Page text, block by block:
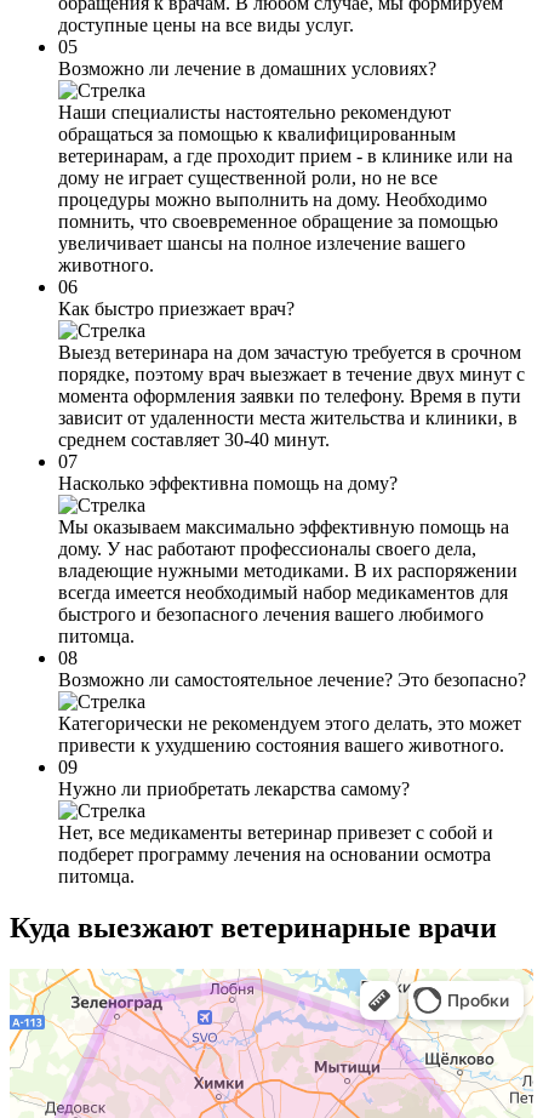
доступные цены на все виды услуг.
05
Возможно ли лечение в домашних условиях?
Наши специалисты настоятельно рекомендуют
обращаться за помощью к квалифицированным
ветеринарам, а где проходит прием - в клинике или на
дому не играет существенной роли, но не все
процедуры можно выполнить на дому. Необходимо
помнить, что своевременное обращение за помощью
увеличивает шансы на полное излечение вашего
животного.
06
Как быстро приезжает врач?
Выезд ветеринара на дом зачастую требуется в срочном
порядке, поэтому врач выезжает в течение двух минут с
момента оформления заявки по телефону. Время в пути
зависит от удаленности места жительства и клиники, в
среднем составляет 30-40 минут.
07
Насколько эффективна помощь на дому?
Мы оказываем максимально эффективную помощь на
дому. У нас работают профессионалы своего дела,
владеющие нужными методиками. В их распоряжении
всегда имеется необходимый набор медикаментов для
быстрого и безопасного лечения вашего любимого
питомца.
08
Возможно ли самостоятельное лечение? Это безопасно?
Категорически не рекомендуем этого делать, это может
привести к ухудшению состояния вашего животного.
09
Нужно ли приобретать лекарства самому?
Нет, все медикаменты ветеринар привезет с собой и
подберет программу лечения на основании осмотра
питомца.
Куда выезжают ветеринарные врачи